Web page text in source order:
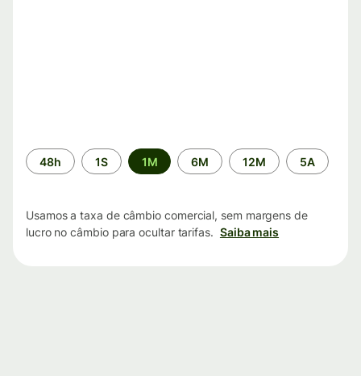
Período
de
48h 1S 1M 6M 12M 5A
Usamos a taxa de câmbio comercial, sem margens de
lucro no câmbio para ocultar tarifas. Saiba mais